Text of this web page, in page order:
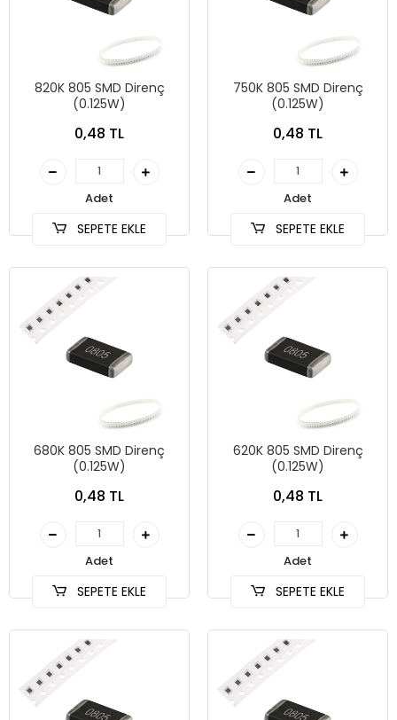
820K 805 SMD Direnç
(0.125W)
0,48 TL
Adet
SEPETE EKLE
750K 805 SMD Direnç
(0.125W)
0,48 TL
Adet
SEPETE EKLE
680K 805 SMD Direnç
(0.125W)
0,48 TL
Adet
SEPETE EKLE
620K 805 SMD Direnç
(0.125W)
0,48 TL
Adet
SEPETE EKLE